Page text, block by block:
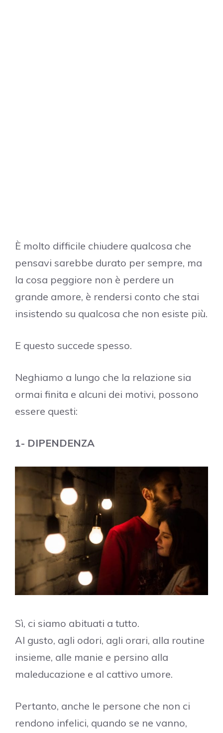
È molto difficile chiudere qualcosa che
pensavi sarebbe durato per sempre, ma
la cosa peggiore non è perdere un
grande amore, è rendersi conto che stai
insistendo su qualcosa che non esiste più.
E questo succede spesso.
Neghiamo a lungo che la relazione sia
ormai finita e alcuni dei motivi, possono
essere questi:
1- DIPENDENZA
Sì, ci siamo abituati a tutto.
Al gusto, agli odori, agli orari, alla routine
insieme, alle manie e persino alla
maleducazione e al cattivo umore.
Pertanto, anche le persone che non ci
rendono infelici, quando se ne vanno,